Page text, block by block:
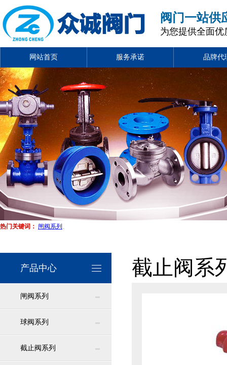
阀门一站供
为您提供全面
网站首页 服务承诺 品牌代
热门关键词： 闸阀系列 、
产品中心
闸阀系列
球阀系列
截止阀系列
截止阀系